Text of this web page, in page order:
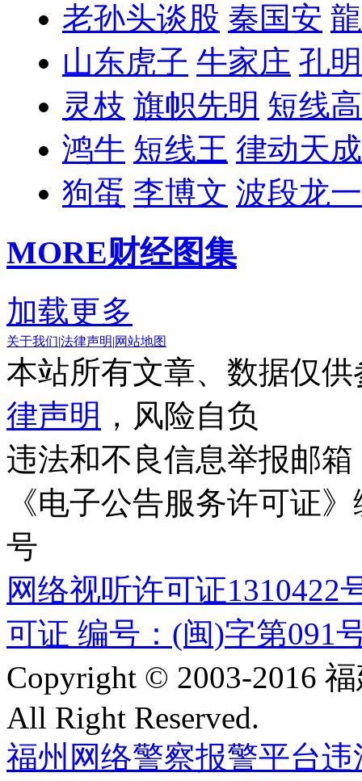
老孙头谈股 秦国安
山东虎子 牛家庄 孔
灵枝 旗帜先明 短线
鸿牛 短线王 律动天成
狗蛋 李博文 波段龙一
MORE财经图集
加载更多
关于我们|法律声明|网站地图
本站所有文章、数据仅
律声明 ，风险自负
违法和不良信息举报邮箱
《电子公告服务许可证
号
网络视听许可证1310422
可证 编号：(闽)字第091
Copyright © 2003-2016
All Right Reserved.
福州网络警察报警平台违